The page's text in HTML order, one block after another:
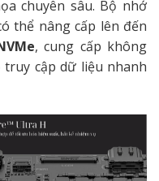
chuyên sâu. Bộ nhớ
thể nâng cấp lên đến
, cung cấp không
cập dữ liệu nhanh